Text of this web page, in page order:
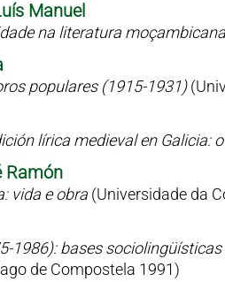
Manuel
na literatura
populares (1915-1931)
lírica medieval en Galicia:
Ramón
vida e obra (Universidade da
1986): bases
de Compostela 1991)